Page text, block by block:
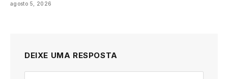
agosto 5, 2026
DEIXE UMA RESPOSTA